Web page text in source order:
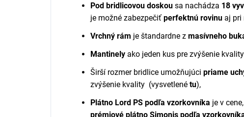
Pod bridlicovou doskou sa nachádza 18
je možné zabezpečiť perfektnú rovinu aj pri
Vrchný rám je štandardne z masívneho
Mantinely ako jeden kus pre zvýšenie
Širší rozmer bridlice umožňujúci priame
zvýšenie kvality (vysvetlené tu),
Plátno Lord PS podľa vzorkovníka je v
prémiové plátno Simonis podľa